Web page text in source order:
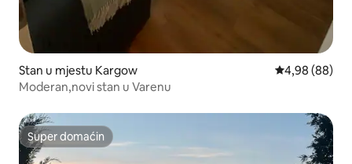
Stan u mjestu Kargow prosječna
4,98 (88)
Moderan,novi stan u Varenu
Super domaćin
Super domaćin